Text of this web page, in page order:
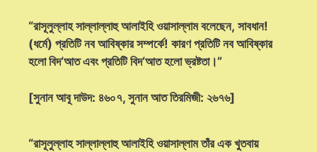
“রাসূলুল্লাহ সাল্লাল্লাহু আলাইহি ওয়াসাল্লাম বলেছেন, সাবধান!
(ধর্মে) প্রতিটি নব আবিষ্কার সম্পর্কে! কারণ প্রতিটি নব আবিষ্কার
হলো বিদ‘আত এবং প্রতিটি বিদ‘আত হলো ভ্রষ্টতা।”
[সুনান আবূ দাউদ: ৪৬০৭, সুনান আত তিরমিজী: ২৬৭৬]
“রাসূলুল্লাহ সাল্লাল্লাহু আলাইহি ওয়াসাল্লাম তাঁর এক খুতবায়